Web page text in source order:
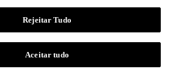
Rejeitar Tudo
Aceitar tudo